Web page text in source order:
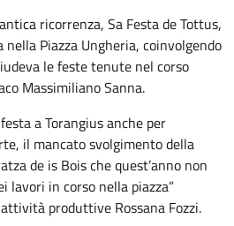
ricorrenza, Sa Festa de Tottus,
nella Piazza Ungheria, coinvolgendo
le feste tenute nel corso
Massimiliano Sanna.
a Torangius anche per
il mancato svolgimento della
de is Bois che quest’anno non
lavori in corso nella piazza”
produttive Rossana Fozzi.